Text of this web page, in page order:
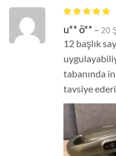
u** ö** –20
12 başlık
tabanında
tavsiye